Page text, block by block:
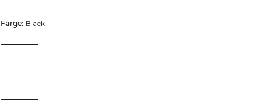
Farge: Black